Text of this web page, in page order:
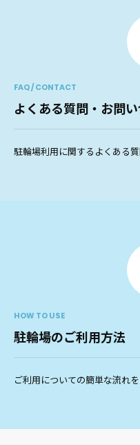
FAQ / CONTACT
よくある質問・お問
駐輪場利用に関するよくある質
HOW TO USE
駐輪場のご利用方法
ご利用についての簡単な流れを